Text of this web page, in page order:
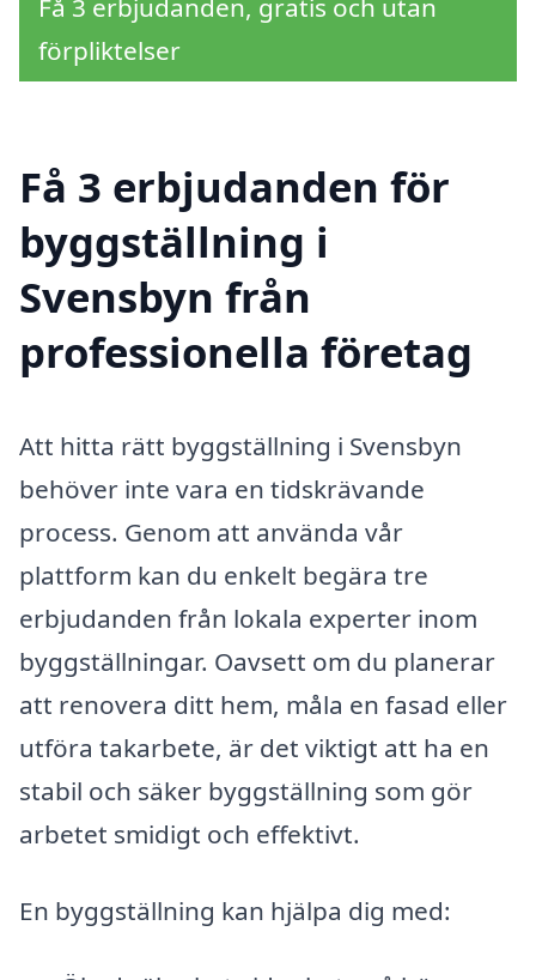
Få 3 erbjudanden, gratis och utan
förpliktelser
Få 3 erbjudanden för
byggställning i
Svensbyn från
professionella företag
Att hitta rätt byggställning i Svensbyn
behöver inte vara en tidskrävande
process. Genom att använda vår
plattform kan du enkelt begära tre
erbjudanden från lokala experter inom
byggställningar. Oavsett om du planerar
att renovera ditt hem, måla en fasad eller
utföra takarbete, är det viktigt att ha en
stabil och säker byggställning som gör
arbetet smidigt och effektivt.
En byggställning kan hjälpa dig med: